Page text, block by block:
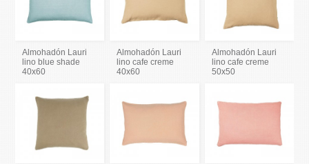
Almohadón Lauri
lino blue shade
40x60
Almohadón Lauri
lino cafe creme
40x60
Almohadón Lauri
lino cafe creme
50x50